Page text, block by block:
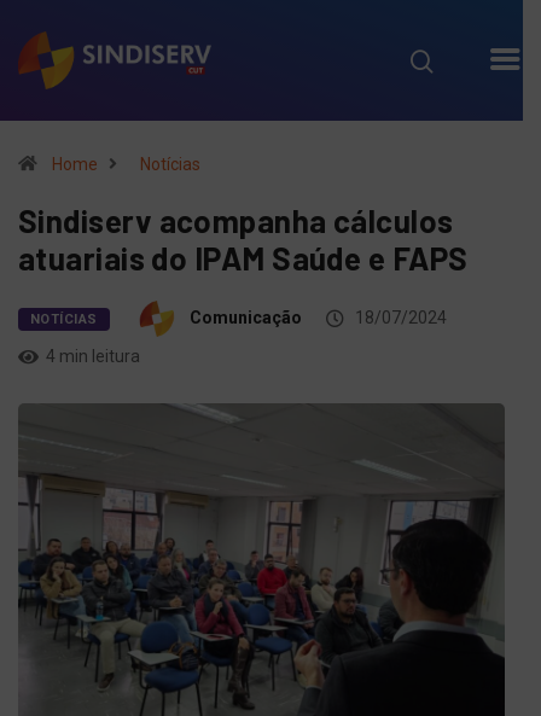
Home Notícias
Sindiserv acompanha cálculos
atuariais do IPAM Saúde e FAPS
NOTÍCIAS Comunicação
18/07/2024
4 min leitura